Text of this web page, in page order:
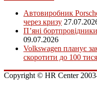
Автовиробник
через кризу
П’яні
09.07.2026
Volkswagen планує
скоротити до 100
Copyright © HR Center